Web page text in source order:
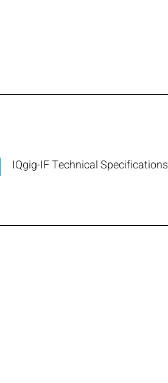
IQgig-IF Technical Specifications